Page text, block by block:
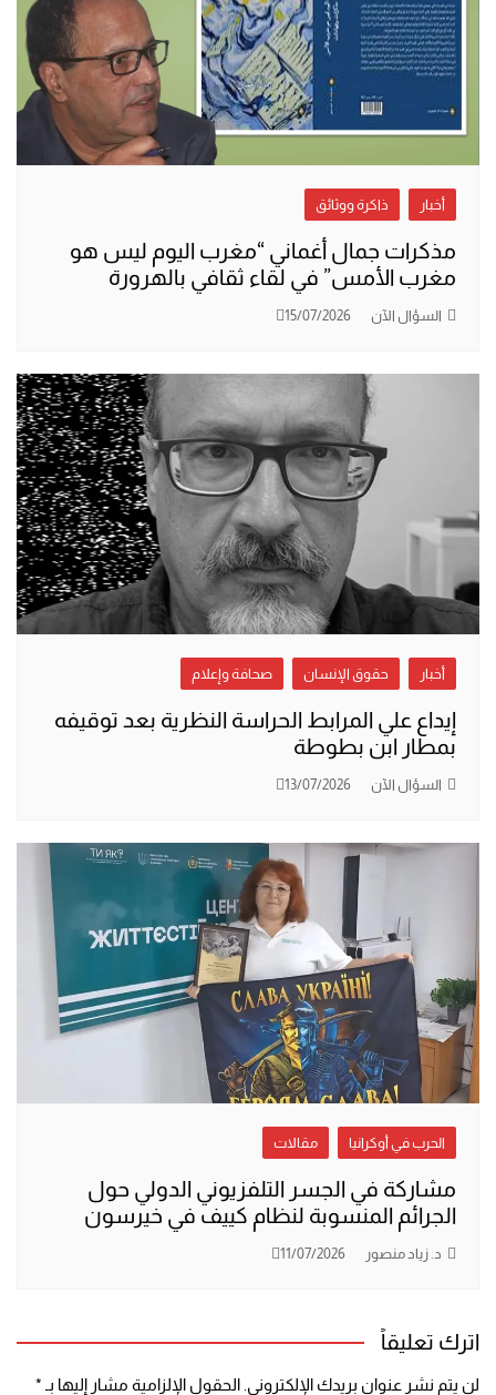
أخبار ذاكرة ووثائق
مذكرات جمال أغماني “مغرب اليوم ليس هو
مغرب الأمس” في لقاء ثقافي بالهرورة
السؤال الآن 15/07/2026
أخبار حقوق الإنسان صحافة وإعلام
إيداع علي المرابط الحراسة النظرية بعد توقيفه
بمطار ابن بطوطة
السؤال الآن 13/07/2026
الحرب في أوكرانيا مقالات
مشاركة في الجسر التلفزيوني الدولي حول
الجرائم المنسوبة لنظام كييف في خيرسون
د. زياد منصور 11/07/2026
اترك تعليقاً
لن يتم نشر عنوان بريدك الإلكتروني. الحقول الإلزامية مشار إليها بـ *